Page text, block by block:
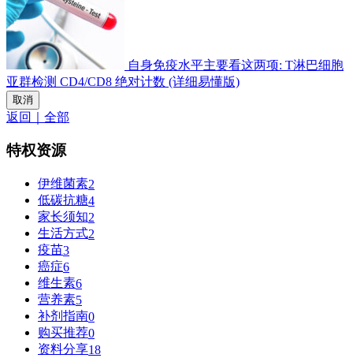
自身免疫水平主要看这两项: T淋巴细胞
亚群检测 CD4/CD8 绝对计数 (详细易懂版)
取消
返回｜全部
特权资源
伊维菌素2
低碳抗糖4
家长须知2
生活方式2
疫苗3
癌症6
维生素6
营养素5
补剂指南0
购买推荐0
资料分享18